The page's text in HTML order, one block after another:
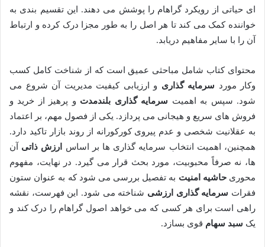
ای حیاتی از رویکرد گراهام را پوشش می دهند. این تقسیم بندی به
خواننده کمک می کند تا هر اصل را به طور مجزا درک کرده و ارتباط
آن را با سایر مفاهیم دریابد.
محتوای کتاب شامل مباحثی عمیق است که از شناخت کامل کسب
وکار مورد سرمایه گذاری و ارزیابی کیفیت مدیریت آن شروع می
شود. سپس به اهمیت سرمایه گذاری بلندمدت و پرهیز از خرید و
فروش های سریع و هیجانی می پردازد. یکی از فصول مهم، بر اعتماد
به عقلانیت شخصی و عدم پیروی کورکورانه از روند بازار تاکید دارد.
همچنین، اهمیت انتخاب سرمایه گذاری ها بر اساس
ارزش ذاتی آن
ها، نه صرفاً محبوبیت، مورد بحث قرار می گیرد. در نهایت، مفهوم
محوریحاشیه امنیت به تفصیل بررسی می شود که به عنوان ستون
فقرات سرمایه گذاری ارزشی شناخته می شود. این فهرست، نقشه
راهی است برای هر کسی که می خواهد اصول گراهام را درک کند و
یک سبد سهام قوی بسازد.